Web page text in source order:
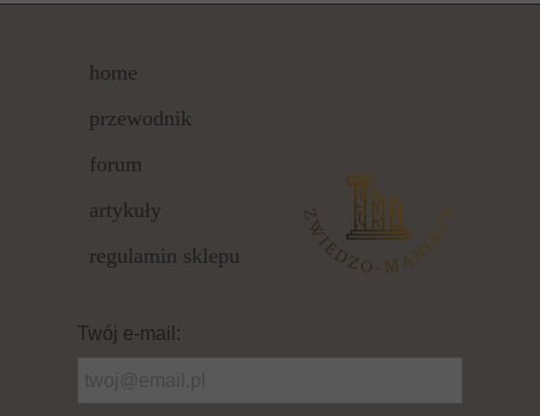
Twój e-mail:
home
przewodnik
forum
artykuły
regulamin sklepu